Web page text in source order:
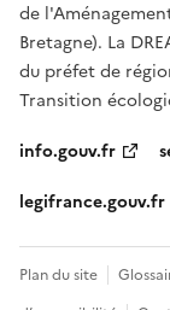
de
Bretagne). La
du préfet de
Transition
info.gouv.fr
legifrance.gouv.fr
Plan du site